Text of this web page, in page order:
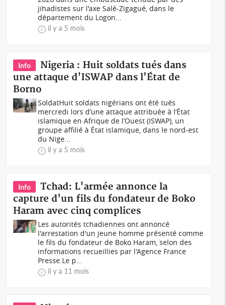
jihadistes sur l'axe Salé-Zigagué, dans le
département du Logon...
il y a 5 mois
Info
Nigeria : Huit soldats tués dans
une attaque d'ISWAP dans l'État de
Borno
SoldatHuit soldats nigérians ont été tués
mercredi lors d’une attaque attribuée à l’État
islamique en Afrique de l’Ouest (ISWAP), un
groupe affilié à État islamique, dans le nord-est
du Nige...
il y a 5 mois
Info
‎Tchad: L'armée annonce la
capture d'un fils du fondateur de Boko
Haram avec cinq complices
‎‎Les autorités tchadiennes ont annoncé
l'arrestation d'un jeune homme présenté comme
le fils du fondateur de Boko Haram, selon des
informations recueillies par l'Agence France
Presse.‎‎Le p...
il y a 11 mois